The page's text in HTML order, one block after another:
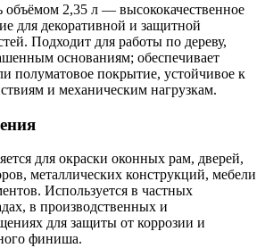
объёмом 2,35 л — высококачественное
для декоративной и защитной
Подходит для работы по дереву,
основаниям; обеспечивает
полуматовое покрытие, устойчивое к
и механическим нагрузкам.
для окраски оконных рам, дверей,
металлических конструкций, мебели
Используется в частных
в производственных и
для защиты от коррозии и
финиша.